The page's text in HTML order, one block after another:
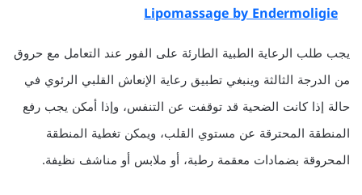
Lipomassage by Endermoligie
يجب طلب الرعاية الطبية الطارئة على الفور عند التعامل مع حروق
من الدرجة الثالثة وينبغي تطبيق رعاية الإنعاش القلبي الرئوي في
حالة إذا كانت الضحية قد توقفت عن التنفس، وإذا أمكن يجب رفع
المنطقة المحترقة عن مستوي القلب، ويمكن تغطية المنطقة
المحروقة بضمادات معقمة رطبة، أو ملابس أو مناشف نظيفة.